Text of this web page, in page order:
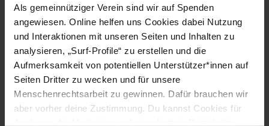
Als gemeinnütziger Verein sind wir auf Spenden
angewiesen. Online helfen uns Cookies dabei Nutzung
und Interaktionen mit unseren Seiten und Inhalten zu
analysieren, „Surf-Profile“ zu erstellen und die
Aufmerksamkeit von potentiellen Unterstützer*innen auf
Seiten Dritter zu wecken und für unsere
Menschenrechtsarbeit zu gewinnen. Dafür brauchen wir
aber vorher deine Zustimmung. Du kannst Cookies für
DATUM
25. Januar 2018
Diese Aktion ist beendet. Hier geht es zu aktuellen
Briefen gegen das Vergessen. Handle sofort!